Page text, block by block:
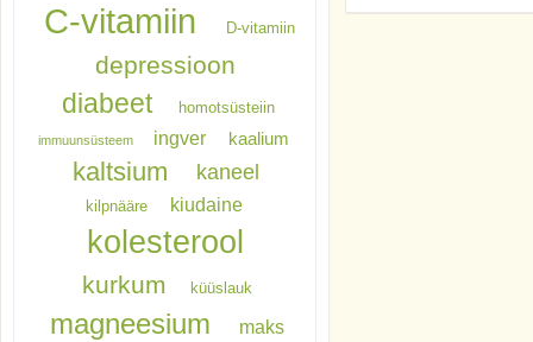
C-vitamiin D-vitamiin
depressioon
diabeet homotsüsteiin
immuunsüsteem ingver kaalium
kaltsium kaneel
kilpnääre kiudaine
kolesterool
kurkum küüslauk
magneesium maks